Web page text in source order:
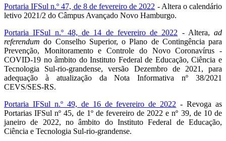
Portaria IFSul n.º 47, de 8 de fevereiro de 2022 - Altera o calendário
letivo 2021/2 do Câmpus Avançado Novo Hamburgo.
Portaria IFSul n.º 48, de 14 de fevereiro de 2022 - Altera, ad
referendum do Conselho Superior, o Plano de Contingência para
Prevenção, Monitoramento e Controle do Novo Coronavírus -
COVID-19 no âmbito do Instituto Federal de Educação, Ciência e
Tecnologia Sul-rio-grandense, versão Dezembro de 2021, para
adequação à atualização da Nota Informativa nº 38/2021
CEVS/SES-RS.
Portaria IFSul n.º 49, de 16 de fevereiro de 2022 - Revoga as
Portarias IFSul nº 45, de 1º de fevereiro de 2022 e nº 39, de 10 de
janeiro de 2022, no âmbito do Instituto Federal de Educação,
Ciência e Tecnologia Sul-rio-grandense.